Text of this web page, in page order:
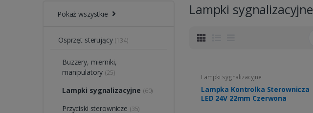
Pokaż wszystkie
Osprzęt sterujący (134)
Buzzery, mierniki,
manipulatory (25)
Lampki sygnalizacyjne (60)
Przyciski sterownicze (35)
Lampki sygnalizacyjne
Lampki sygnalizacyjne
Lampka Kontrolka Sterownicza
LED 24V 22mm Czerwona